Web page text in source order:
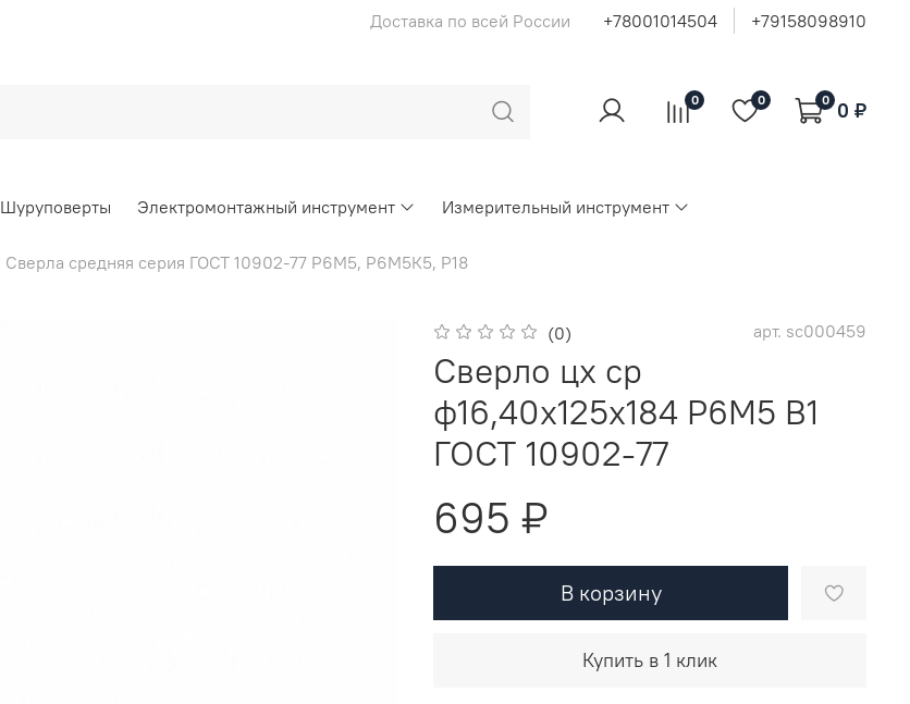
Доставка по всей России +78001014504 +79158098910
0 0 0 0 ₽
Шуруповерты Электромонтажный инструмент Измерительный инструмент
Сверла средняя серия ГОСТ 10902-77 Р6М5, Р6М5К5, Р18
(0) арт. sc000459
Сверло цх ср
ф16,40х125х184 Р6М5 В1
ГОСТ 10902-77
695 ₽
В корзину
Купить в 1 клик